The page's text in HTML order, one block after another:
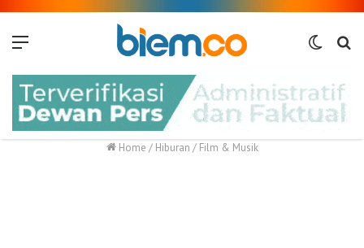
Switch
Home / Hiburan / Film & Musik